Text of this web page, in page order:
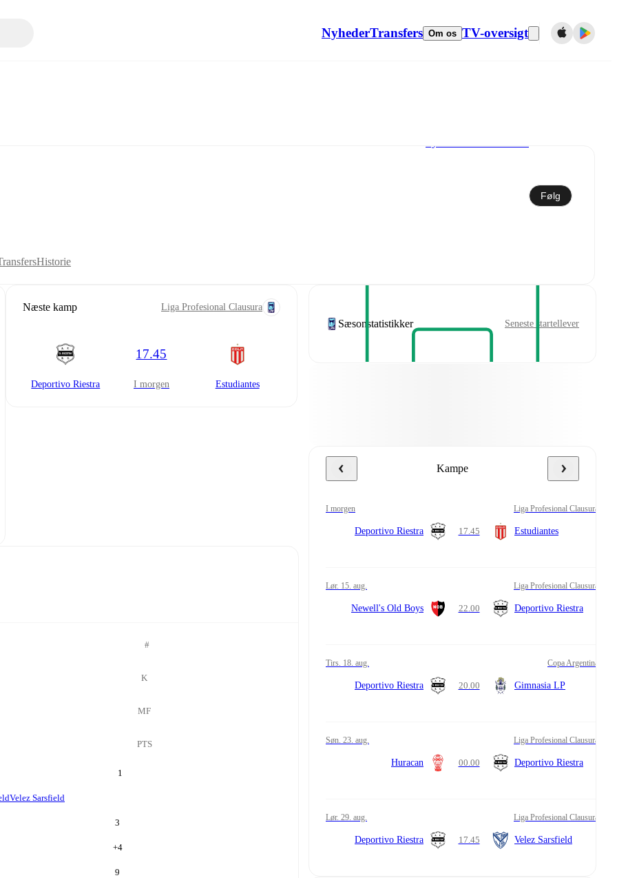
NyhederTransfers Om os TV-oversigt
Følg
Historie
Næste kamp Liga Profesional Clausura
Deportivo Riestra
17.45
i morgen Estudiantes
#
K
MF
PTS
1
Velez Sarsfield
3
+4
9
Sæsonstatistikker Seneste startellever
Kampe
i morgen Liga Profesional Clausura
Deportivo Riestra 17.45 Estudiantes
lør. 15. aug. Liga Profesional Clausura
Newell's Old Boys 22.00 Deportivo Riestra
tirs. 18. aug. Copa Argentina
Deportivo Riestra 20.00 Gimnasia LP
søn. 23. aug. Liga Profesional Clausura
Huracan 00.00 Deportivo Riestra
lør. 29. aug. Liga Profesional Clausura
Deportivo Riestra 17.45 Velez Sarsfield